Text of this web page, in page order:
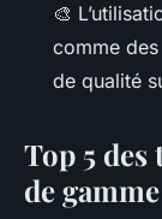
🎨
comme
de qualité
Top 5
de